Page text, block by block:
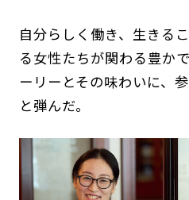
自分らしく働き、生きる
る女性たちが関わる豊か
ーリーとその味わいに、
と弾んだ。